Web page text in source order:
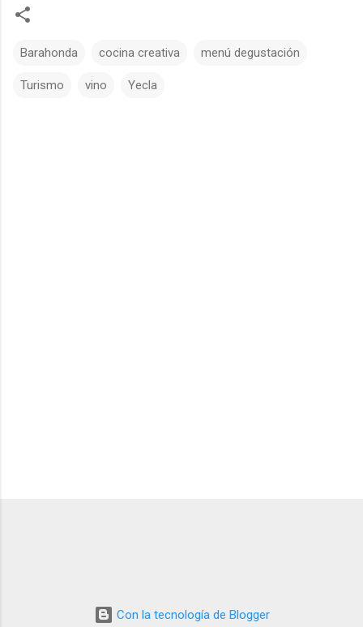
Barahonda cocina creativa menú degustación
Turismo vino Yecla
Con la tecnología de Blogger